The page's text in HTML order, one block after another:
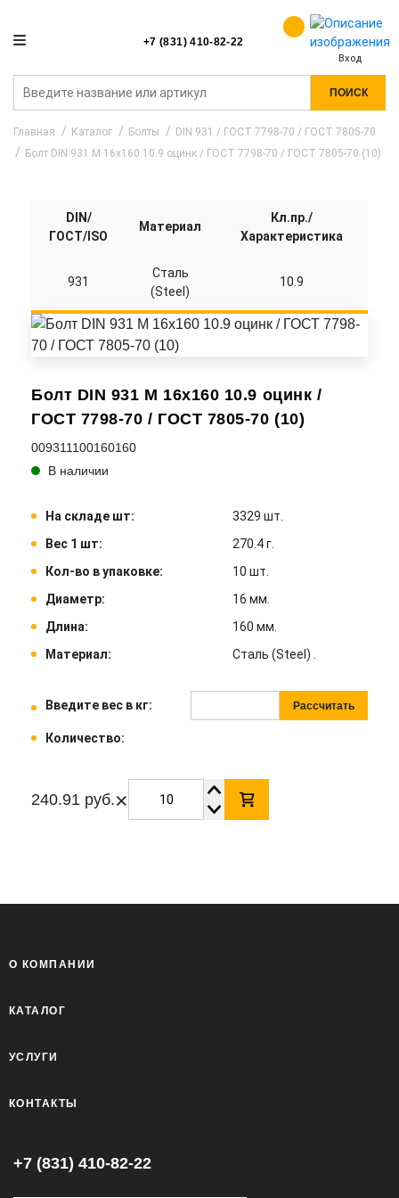
+7 (831) 410-82-22
Вход
ПОИСК
Главная Каталог Болты
DIN 931 / ГОСТ 7798-70 / ГОСТ 7805-70
Болт DIN 931 M 16x160 10.9 оцинк / ГОСТ 7798-70 / ГОСТ 7805-70 (10)
Болт DIN 931 M 16x160 10.9 оцинк /
ГОСТ 7798-70 / ГОСТ 7805-70 (10)
009311100160160
В наличии
На складе шт:
3329 шт.
Вес 1 шт:
270.4 г.
Кол-во в упаковке:
10 шт.
Диаметр:
16 мм.
Длина:
160 мм.
Материал:
Сталь (Steel) .
Введите вес в кг: Рассчитать
Количество:
240.91 руб.×
DIN/
ГОСТ/ISO
Материал
Кл.пр./
Характеристика
931
Сталь
(Steel)
10.9
О КОМПАНИИ
КАТАЛОГ
УСЛУГИ
КОНТАКТЫ
+7 (831) 410-82-22